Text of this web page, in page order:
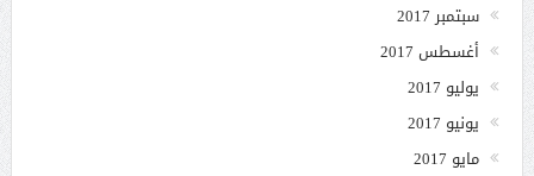
سبتمبر 2017
أغسطس 2017
يوليو 2017
يونيو 2017
مايو 2017